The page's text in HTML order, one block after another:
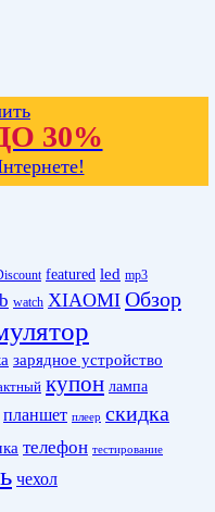
30%
featured led mp3
watch XIAOMI Обзор
зарядное устройство
купон лампа
планшет плеер скидка
телефон тестирование
чехол